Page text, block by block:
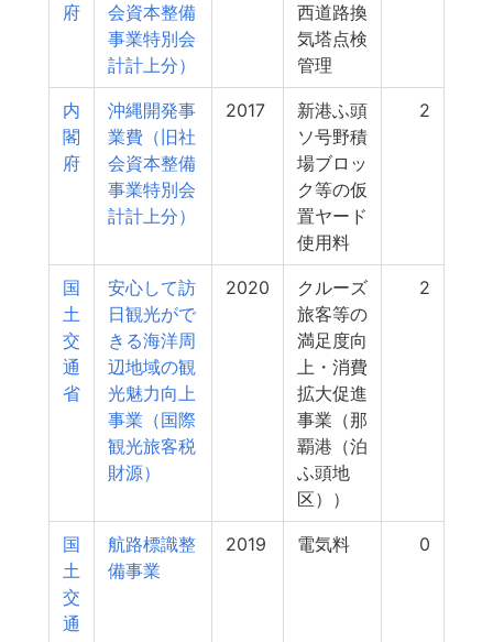
府
会資本整備
事業特別会
計計上分）
西道路換
気塔点検
管理
内
閣
府
沖縄開発事
業費（旧社
会資本整備
事業特別会
計計上分）
2017
新港ふ頭
ソ号野積
場ブロッ
ク等の仮
置ヤード
使用料
2
国
土
交
通
省
安心して訪
日観光がで
きる海洋周
辺地域の観
光魅力向上
事業（国際
観光旅客税
財源）
2020
クルーズ
旅客等の
満足度向
上・消費
拡大促進
事業（那
覇港（泊
ふ頭地
区））
2
国
土
交
通
航路標識整
備事業
2019 電気料 0